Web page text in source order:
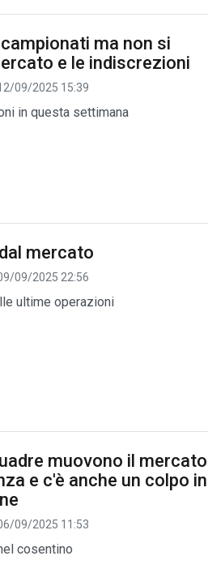
ma non si
e le indiscrezioni
09/2025 15:39
in questa settimana
mercato
09/2025 22:56
ultime operazioni
muovono il mercato
e c'è anche un colpo in
09/2025 11:53
cosentino